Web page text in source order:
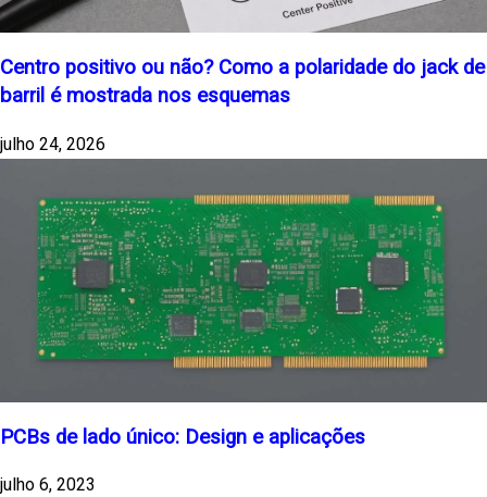
Centro positivo ou não? Como a polaridade do jack de
barril é mostrada nos esquemas
julho 24, 2026
PCBs de lado único: Design e aplicações
julho 6, 2023